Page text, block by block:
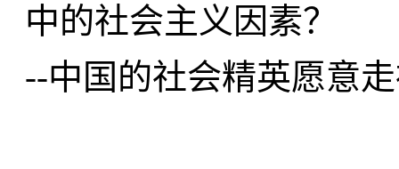
中的社会主义因素？
--中国的社会精英愿意